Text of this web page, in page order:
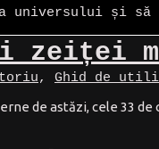
universului și
zeiței
, Ghid de
de astăzi, cele 33